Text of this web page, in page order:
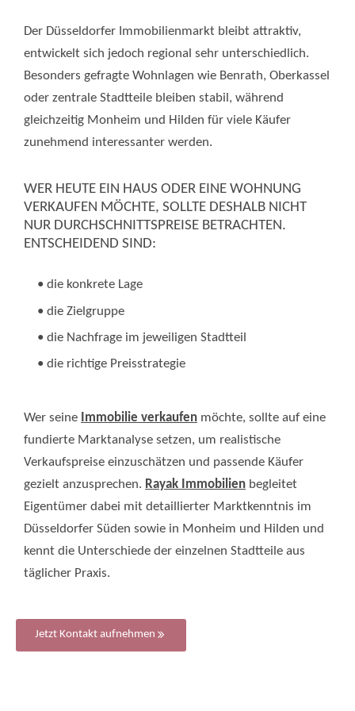
Der Düsseldorfer Immobilienmarkt bleibt attraktiv,
entwickelt sich jedoch regional sehr unterschiedlich.
Besonders gefragte Wohnlagen wie Benrath, Oberkassel
oder zentrale Stadtteile bleiben stabil, während
gleichzeitig Monheim und Hilden für viele Käufer
zunehmend interessanter werden.
WER HEUTE EIN HAUS ODER EINE WOHNUNG
VERKAUFEN MÖCHTE, SOLLTE DESHALB NICHT
NUR DURCHSCHNITTSPREISE BETRACHTEN.
ENTSCHEIDEND SIND:
• die konkrete Lage
• die Zielgruppe
• die Nachfrage im jeweiligen Stadtteil
• die richtige Preisstrategie
Wer seine Immobilie verkaufen möchte, sollte auf eine
fundierte Marktanalyse setzen, um realistische
Verkaufspreise einzuschätzen und passende Käufer
gezielt anzusprechen. Rayak Immobilien begleitet
Eigentümer dabei mit detaillierter Marktkenntnis im
Düsseldorfer Süden sowie in Monheim und Hilden und
kennt die Unterschiede der einzelnen Stadtteile aus
täglicher Praxis.
Jetzt Kontakt aufnehmen